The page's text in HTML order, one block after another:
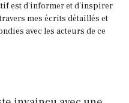
est d'informer et d'inspirer
mes écrits détaillés et
avec les acteurs de ce